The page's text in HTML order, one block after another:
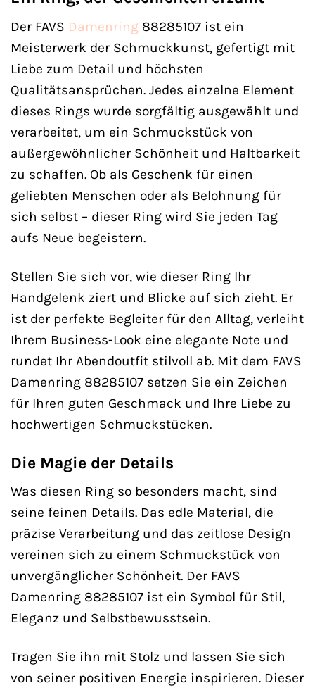
Der FAVS Damenring 88285107 ist ein
Meisterwerk der Schmuckkunst, gefertigt mit
Liebe zum Detail und höchsten
Qualitätsansprüchen. Jedes einzelne Element
dieses Rings wurde sorgfältig ausgewählt und
verarbeitet, um ein Schmuckstück von
außergewöhnlicher Schönheit und Haltbarkeit
zu schaffen. Ob als Geschenk für einen
geliebten Menschen oder als Belohnung für
sich selbst – dieser Ring wird Sie jeden Tag
aufs Neue begeistern.
Stellen Sie sich vor, wie dieser Ring Ihr
Handgelenk ziert und Blicke auf sich zieht. Er
ist der perfekte Begleiter für den Alltag, verleiht
Ihrem Business-Look eine elegante Note und
rundet Ihr Abendoutfit stilvoll ab. Mit dem FAVS
Damenring 88285107 setzen Sie ein Zeichen
für Ihren guten Geschmack und Ihre Liebe zu
hochwertigen Schmuckstücken.
Die Magie der Details
Was diesen Ring so besonders macht, sind
seine feinen Details. Das edle Material, die
präzise Verarbeitung und das zeitlose Design
vereinen sich zu einem Schmuckstück von
unvergänglicher Schönheit. Der FAVS
Damenring 88285107 ist ein Symbol für Stil,
Eleganz und Selbstbewusstsein.
Tragen Sie ihn mit Stolz und lassen Sie sich
von seiner positiven Energie inspirieren. Dieser